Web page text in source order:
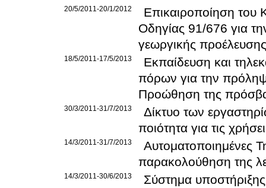
20/5/2011-20/1/2012
Επικαιροποίηση του
Οδηγίας 91/676 για
γεωργικής προέλευσης
18/5/2011-17/5/2013
Εκπαίδευση και
πόρων για την
Προώθηση της
30/3/2011-31/7/2013
Δίκτυο των
ποιότητα για τις
14/3/2011-31/7/2013
Αυτοματοποιημένες
παρακολούθηση της
14/3/2011-30/6/2013
Σύστημα